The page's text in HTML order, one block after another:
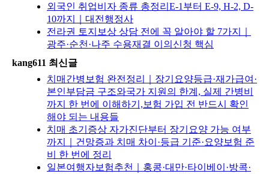
외국인 취업비자 종류 총정리E-1부터 E-9, H-2, D-
10까지｜대전행정사
전라권 토지보상 상담 전에 꼭 알아야 할 7가지｜
광주·순천·나주 수용재결 이의신청 핵심
kang611 최신글
치매간병보험 완전정리｜장기요양등급·재가급여·
본인부담금 구조와국가 지원의 한계, 실제 간병비
까지 한 번에 이해하기,보험 가입 전 반드시 확인
해야 되는 내용들
치매 초기증상 자가진단부터 장기요양 가능 여부
까지｜건망증과 치매 차이·등급 기준·요양보험 준
비 한 번에 정리
일본여행자보험추천｜홍콩·대만·타이베이·방콕·